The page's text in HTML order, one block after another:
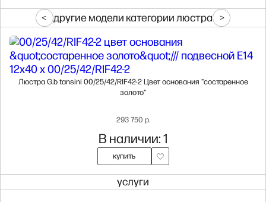
другие модели категории люстра
Люстра G.b tansini 00/25/42/RIF42-2 Цвет основания "состаренное
золото"
293 750 р.
В наличии: 1
купить
услуги